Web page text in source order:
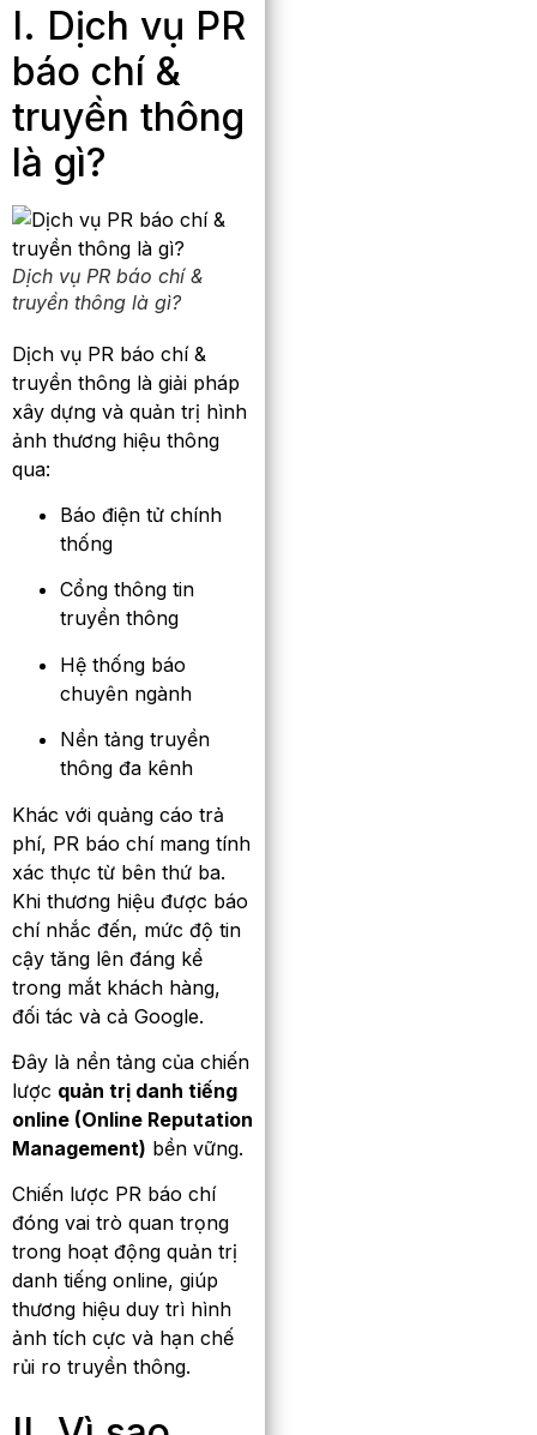
I. Dịch vụ PR
báo chí &
truyền thông
là gì?
Dịch vụ PR báo chí &
truyền thông là gì?
Dịch vụ PR báo chí &
truyền thông là giải pháp
xây dựng và quản trị hình
ảnh thương hiệu thông
qua:
Báo điện tử chính
thống
Cổng thông tin
truyền thông
Hệ thống báo
chuyên ngành
Nền tảng truyền
thông đa kênh
Khác với quảng cáo trả
phí, PR báo chí mang tính
xác thực từ bên thứ ba.
Khi thương hiệu được báo
chí nhắc đến, mức độ tin
cậy tăng lên đáng kể
trong mắt khách hàng,
đối tác và cả Google.
Đây là nền tảng của chiến
lược quản trị danh tiếng
online (Online Reputation
Management) bền vững.
Chiến lược PR báo chí
đóng vai trò quan trọng
trong hoạt động quản trị
danh tiếng online, giúp
thương hiệu duy trì hình
ảnh tích cực và hạn chế
rủi ro truyền thông.